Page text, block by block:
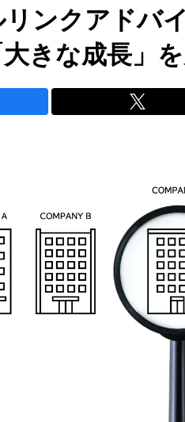
ンクアドバ
きな成長」